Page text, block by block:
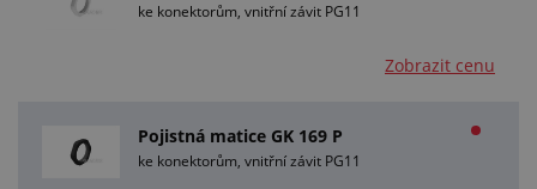
ke konektorům, vnitřní závit PG11
Zobrazit cenu
Pojistná matice GK 169 P
ke konektorům, vnitřní závit PG11